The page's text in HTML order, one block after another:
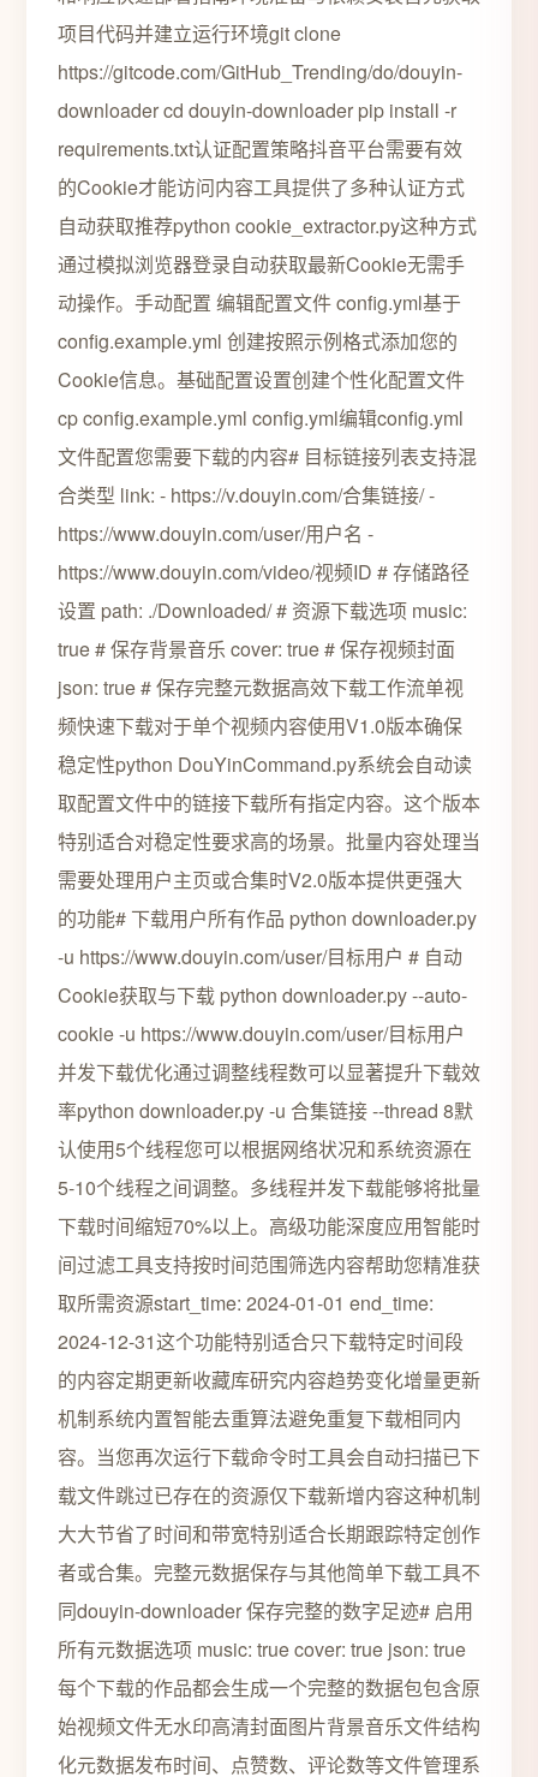
项目代码并建立运行环境git clone
https://gitcode.com/GitHub_Trending/do/douyin-
downloader cd douyin-downloader pip install -r
requirements.txt认证配置策略抖音平台需要有效
的Cookie才能访问内容工具提供了多种认证方式
自动获取推荐python cookie_extractor.py这种方式
通过模拟浏览器登录自动获取最新Cookie无需手
动操作。手动配置 编辑配置文件 config.yml基于
config.example.yml 创建按照示例格式添加您的
Cookie信息。基础配置设置创建个性化配置文件
cp config.example.yml config.yml编辑config.yml
文件配置您需要下载的内容# 目标链接列表支持混
合类型 link: - https://v.douyin.com/合集链接/ -
https://www.douyin.com/user/用户名 -
https://www.douyin.com/video/视频ID # 存储路径
设置 path: ./Downloaded/ # 资源下载选项 music:
true # 保存背景音乐 cover: true # 保存视频封面
json: true # 保存完整元数据高效下载工作流单视
频快速下载对于单个视频内容使用V1.0版本确保
稳定性python DouYinCommand.py系统会自动读
取配置文件中的链接下载所有指定内容。这个版本
特别适合对稳定性要求高的场景。批量内容处理当
需要处理用户主页或合集时V2.0版本提供更强大
的功能# 下载用户所有作品 python downloader.py
-u https://www.douyin.com/user/目标用户 # 自动
Cookie获取与下载 python downloader.py --auto-
cookie -u https://www.douyin.com/user/目标用户
并发下载优化通过调整线程数可以显著提升下载效
率python downloader.py -u 合集链接 --thread 8默
认使用5个线程您可以根据网络状况和系统资源在
5-10个线程之间调整。多线程并发下载能够将批量
下载时间缩短70%以上。高级功能深度应用智能时
间过滤工具支持按时间范围筛选内容帮助您精准获
取所需资源start_time: 2024-01-01 end_time:
2024-12-31这个功能特别适合只下载特定时间段
的内容定期更新收藏库研究内容趋势变化增量更新
机制系统内置智能去重算法避免重复下载相同内
容。当您再次运行下载命令时工具会自动扫描已下
载文件跳过已存在的资源仅下载新增内容这种机制
大大节省了时间和带宽特别适合长期跟踪特定创作
者或合集。完整元数据保存与其他简单下载工具不
同douyin-downloader 保存完整的数字足迹# 启用
所有元数据选项 music: true cover: true json: true
每个下载的作品都会生成一个完整的数据包包含原
始视频文件无水印高清封面图片背景音乐文件结构
化元数据发布时间、点赞数、评论数等文件管理系